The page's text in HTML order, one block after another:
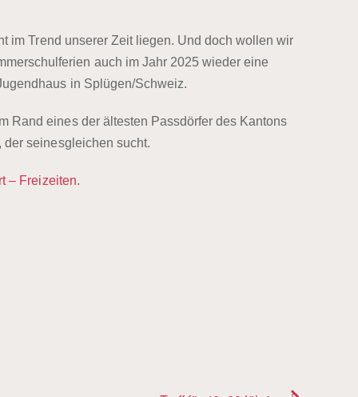
im Trend unserer Zeit liegen. Und doch wollen wir
auch im Jahr 2025 wieder eine
in Splügen/Schweiz.
Rand eines der ältesten Passdörfer des Kantons
der seinesgleichen sucht.
– Freizeiten.